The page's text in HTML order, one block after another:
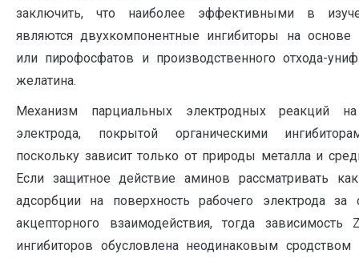
заключить, что наиболее эффективными в
являются двухкомпонентные ингибиторы на основе
или пирофосфатов и производственного отхода-
желатина.
Механизм парциальных электродных реакций на
электрода, покрытой органическими
поскольку зависит только от природы металла и
Если защитное действие аминов рассматривать
адсорбции на поверхность рабочего электрода за
акцепторного взаимодействия, тогда
ингибиторов обусловлена неодинаковым сродством